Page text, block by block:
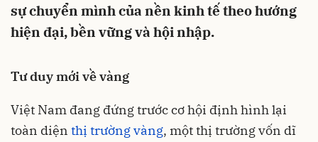
sự chuyển mình của nền kinh tế theo hướng
hiện đại, bền vững và hội nhập.
Tư duy mới về vàng
Việt Nam đang đứng trước cơ hội định hình lại
toàn diện thị trường vàng, một thị trường vốn dĩ